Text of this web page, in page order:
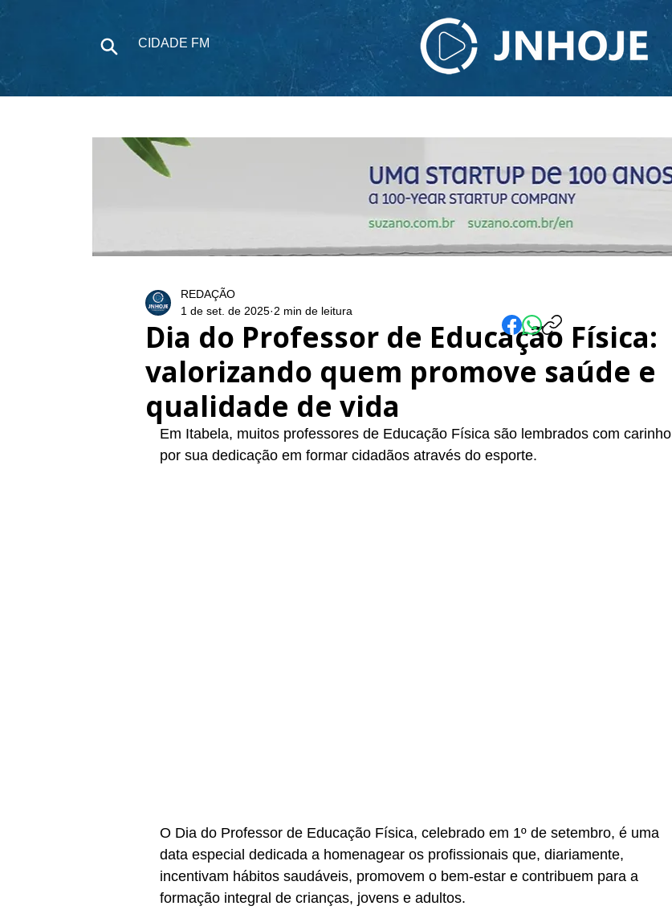
CIDADE FM
Dia do Professor de Educação Física:
valorizando quem promove saúde e
qualidade de vida
REDAÇÃO
1 de set. de 2025 2 min de leitura
Em Itabela, muitos professores de Educação Física são lembrados com carinho
por sua dedicação em formar cidadãos através do esporte.
O Dia do Professor de Educação Física, celebrado em 1º de setembro, é uma
data especial dedicada a homenagear os profissionais que, diariamente,
incentivam hábitos saudáveis, promovem o bem-estar e contribuem para a
formação integral de crianças, jovens e adultos.